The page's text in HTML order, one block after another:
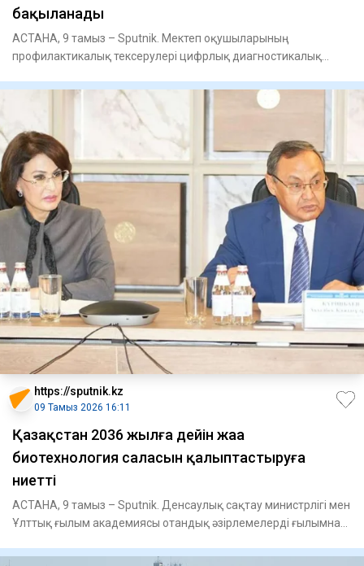
бақыланады
АСТАНА, 9 тамыз – Sputnik. Мектеп оқушыларының
профилактикалық тексерулері цифрлық диагностикалық
https://sputnik.kz
09 Тамыз 2026 16:11
Қазақстан 2036 жылға дейін жаңа
биотехнология саласын қалыптастыруға
ниетті
АСТАНА, 9 тамыз – Sputnik. Денсаулық сақтау министрлігі мен
Ұлттық ғылым академиясы отандық әзірлемелерді ғылымнан